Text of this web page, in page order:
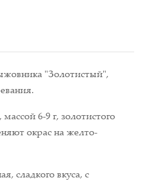
"Золотистый",
6-9 г, золотистого
окрас на желто-
сладкого вкуса, с